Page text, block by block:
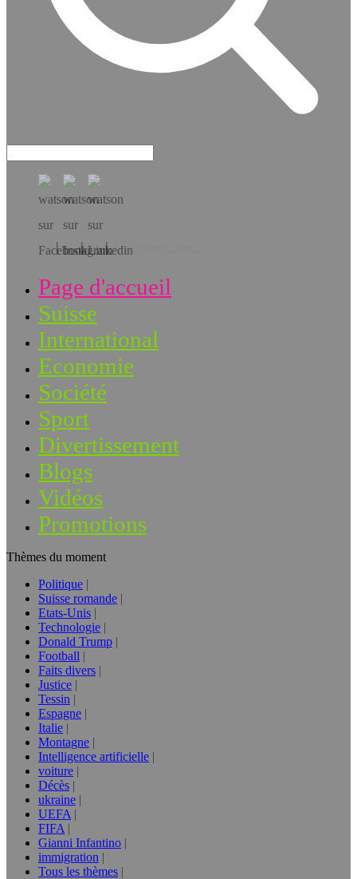
Téléchargez l’app!
Page d'accueil
Suisse
International
Economie
Société
Sport
Divertissement
Blogs
Vidéos
Promotions
Thèmes du moment
Politique
Suisse romande
Etats-Unis
Technologie
Donald Trump
Football
Faits divers
Justice
Tessin
Espagne
Italie
Montagne
Intelligence artificielle
voiture
Décès
ukraine
UEFA
FIFA
Gianni Infantino
immigration
Tous les thèmes